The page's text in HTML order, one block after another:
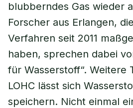
blubberndes Gas wieder
Forscher aus Erlangen,
Verfahren seit 2011
haben, sprechen dabei
für Wasserstoff“. Weitere
LOHC lässt sich
speichern. Nicht einmal